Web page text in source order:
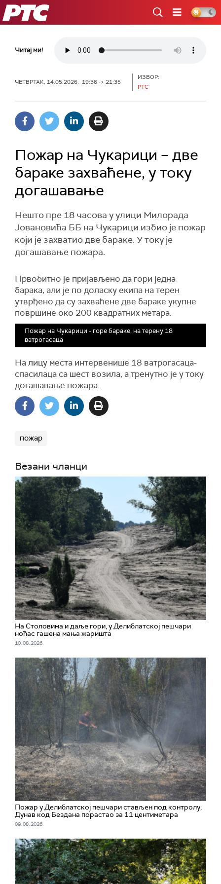
РТС
Читај ми!
ЧЕТВРТАК, 14.05.2026, 19:36 -> 21:35
ИЗВОР:
РТС
Пожар на Чукарици – две
бараке захваћене, у току
догашавање
Нешто пре 18 часова у улици Милорада
Јовановића ББ на Чукарици избио је пожар
који је захватио две бараке. У току је
догашавање пожара.
Првобитно је пријављено да гори једна
барака, али је по доласку екипа на терен
утврђено да су захваћене две бараке укупне
површине око 200 квадратних метара.
Пожар на Чукарици - горе бараке, на терену 18
ватрогасаца
На лицу места интервенише 18 ватрогасаца-
спасилаца са шест возила, а тренутно је у току
догашавање пожара.
пожар
Везани чланци
На Столовима и даље гори, у Делиблатској пешчари
ноћас гашена мања жаришта
10. 08. 2026.
Пожар у Делиблатској пешчари стављен под контролу;
Дунав код Бездана порастао за 11 центиметара
09. 08. 2026.